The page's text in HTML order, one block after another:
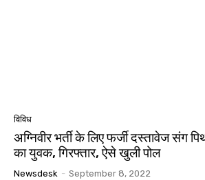
विविध
अग्निवीर भर्ती के ल‍िए फर्जी दस्‍तावेज संग
का युवक, गिरफ्तार, ऐसे खुली पोल
Newsdesk - September 8, 2022